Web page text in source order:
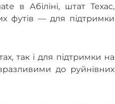
в Абіліні, штат Техас,
футів — для підтримки
так і для підтримки на
до руйнівних